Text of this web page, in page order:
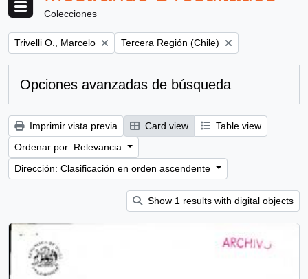
Colecciones
Remove filter:
Trivelli O., Marcelo Remove filter:
Tercera Región (Chile)
Opciones avanzadas de búsqueda
Imprimir vista previa Card view
Table view
Ordenar por: Relevancia
Dirección: Clasificación en orden ascendente
Show 1 results with digital objects